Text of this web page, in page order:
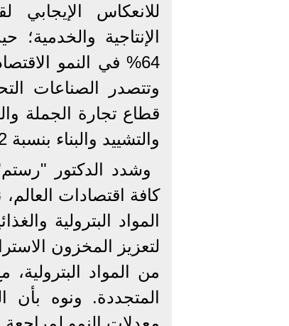
للانعكاس الإيجابي
والتشييد والبناء بنسبة 7.2%، والزراعة بنسبة 7%.
وشدد الدكتور
كافة اقتصادات
المواد البترولية
لتعزيز المخزون
من المواد
المتجددة. ونوه